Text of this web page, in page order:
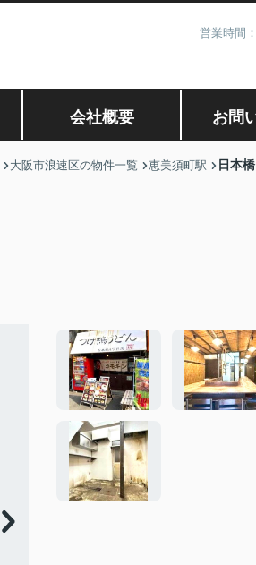
営業時間
会社概要 お問
大阪市浪速区の物件一覧 恵美須町駅 日本